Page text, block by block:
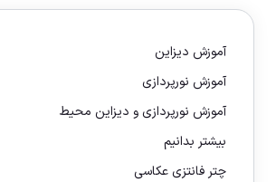
آموزش دیزاین
آموزش نورپردازی
آموزش نورپردازی و دیزاین محیط
بیشتر بدانیم
چتر فانتزی عکاسی